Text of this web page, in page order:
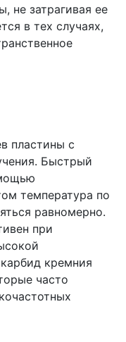
не затрагивая ее
в тех случаях,
пластины с
Быстрый
температура по
равномерно.
при
кремния
часто